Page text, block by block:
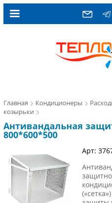
Главная Кондиционеры
козырьки
Антивандальная
800*600*500
Арт: